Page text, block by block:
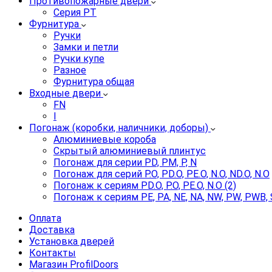
Серия PT
Фурнитура
Ручки
Замки и петли
Ручки купе
Разное
Фурнитура общая
Входные двери
FN
I
Погонаж (коробки, наличники, доборы)
Алюминиевые короба
Скрытый алюминиевый плинтус
Погонаж для серии PD, PM, P, N
Погонаж для серий P.O, PD.O, PE.O, N.O, ND.O, N.O
Погонаж к сериям PD.O, P.O, PE.O, N.O (2)
Погонаж к сериям PE, PA, NE, NA, NW, PW, PWB,
Оплата
Доставка
Установка дверей
Контакты
Магазин ProfilDoors